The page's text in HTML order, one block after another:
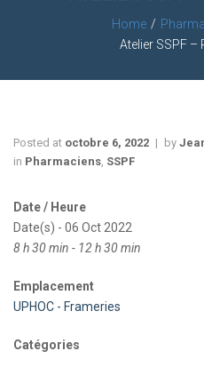
Home
Atelier SSPF –
Posted at octobre 6, 2022 by
in Pharmaciens, SSPF
Date / Heure
Date(s) - 06 Oct 2022
8 h 30 min - 12 h 30 min
Emplacement
UPHOC - Frameries
Catégories